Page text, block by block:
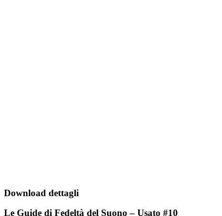
Download dettagli
Le Guide di Fedeltà del Suono – Usato #10